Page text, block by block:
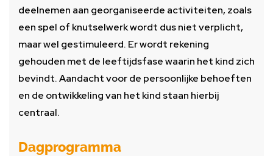
deelnemen aan georganiseerde activiteiten, zoals
een spel of knutselwerk wordt dus niet verplicht,
maar wel gestimuleerd. Er wordt rekening
gehouden met de leeftijdsfase waarin het kind zich
bevindt. Aandacht voor de persoonlijke behoeften
en de ontwikkeling van het kind staan hierbij
centraal.
Dagprogramma